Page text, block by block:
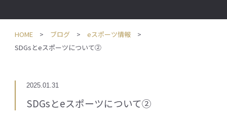
HOME ブログ
eスポーツ情報
SDGsとeスポーツについて②
2025.01.31
SDGsとeスポーツについて②